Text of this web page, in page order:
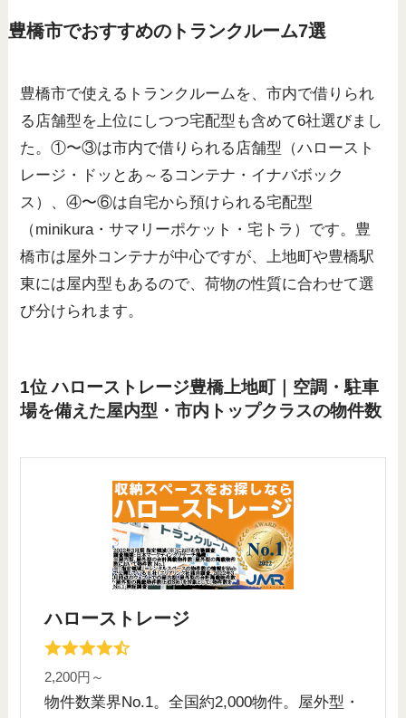
豊橋市でおすすめのトランクルーム7選
豊橋市で使えるトランクルームを、市内で借りられ
る店舗型を上位にしつつ宅配型も含めて6社選びまし
た。①〜③は市内で借りられる店舗型（ハロースト
レージ・ドッとあ～るコンテナ・イナバボック
ス）、④〜⑥は自宅から預けられる宅配型
（minikura・サマリーポケット・宅トラ）です。豊
橋市は屋外コンテナが中心ですが、上地町や豊橋駅
東には屋内型もあるので、荷物の性質に合わせて選
び分けられます。
1位 ハローストレージ豊橋上地町｜空調・駐車
場を備えた屋内型・市内トップクラスの物件数
ハローストレージ
2,200円～
物件数業界No.1。全国約2,000物件。屋外型・